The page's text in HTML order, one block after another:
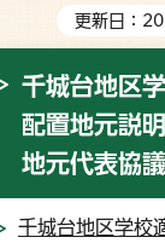
更新日：
千城台地区
配置地元説
地元代表協
千城台地区学校